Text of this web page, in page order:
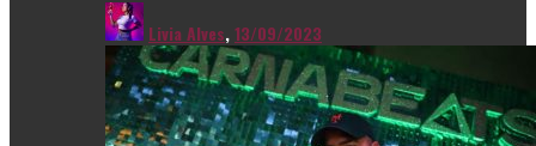
Livia Alves,13/09/2023